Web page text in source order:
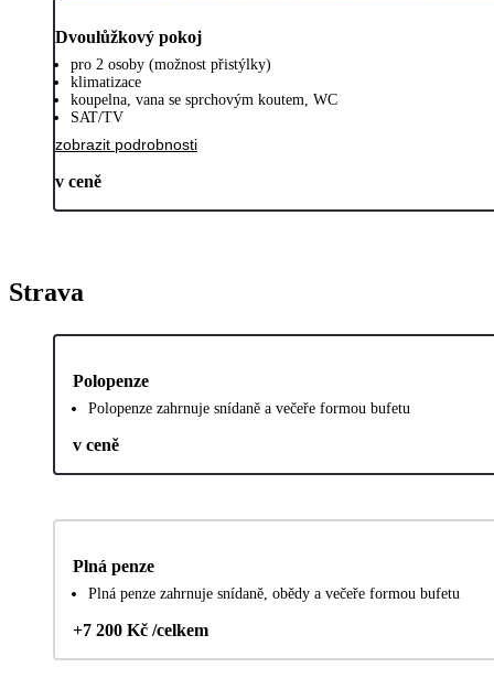
Dvoulůžkový pokoj
pro 2 osoby (možnost přistýlky)
klimatizace
koupelna, vana se sprchovým koutem, WC
SAT/TV
zobrazit podrobnosti
v ceně
Strava
Polopenze
Polopenze zahrnuje snídaně a večeře formou bufetu
v ceně
Plná penze
Plná penze zahrnuje snídaně, obědy a večeře formou bufetu
+7 200 Kč /celkem